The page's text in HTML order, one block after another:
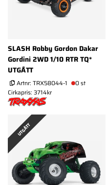
SLASH Robby Gordon Dakar
Gordini 2WD 1/10 RTR TQ*
UTGÅTT
Artnr: TRX58044-1
0 st
Cirkapris: 3714kr
UTGÅTT